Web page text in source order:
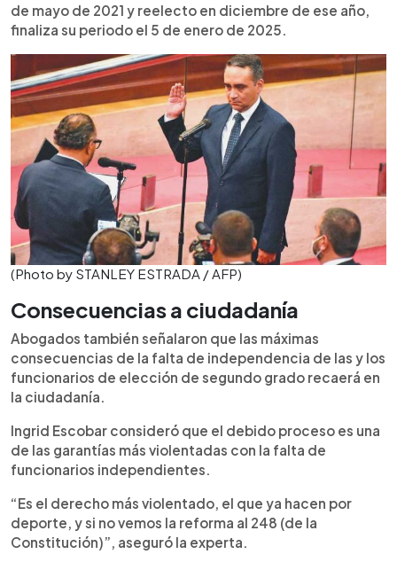
de mayo de 2021 y reelecto en diciembre de ese año,
finaliza su periodo el 5 de enero de 2025.
(Photo by STANLEY ESTRADA / AFP)
Consecuencias a ciudadanía
Abogados también señalaron que las máximas
consecuencias de la falta de independencia de las y los
funcionarios de elección de segundo grado recaerá en
la ciudadanía.
Ingrid Escobar consideró que el debido proceso es una
de las garantías más violentadas con la falta de
funcionarios independientes.
“Es el derecho más violentado, el que ya hacen por
deporte, y si no vemos la reforma al 248 (de la
Constitución)”, aseguró la experta.